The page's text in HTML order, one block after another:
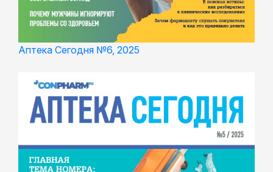
Аптека Сегодня №6, 2025